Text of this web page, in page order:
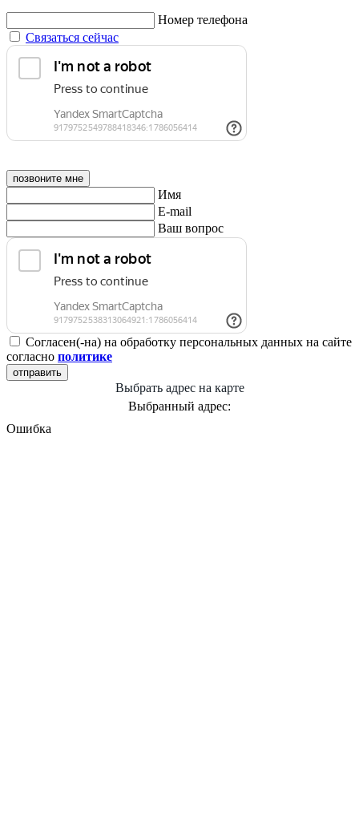
Номер телефона
Связаться сейчас
позвоните мне
Имя
E-mail
Ваш вопрос
Согласен(-на) на обработку персональных данных на сайте
согласно политике
отправить
Выбрать адрес на карте
Выбранный адрес:
Ошибка